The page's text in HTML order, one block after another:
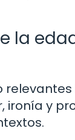
la
ironía y